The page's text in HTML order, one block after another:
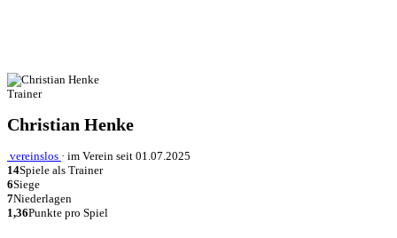
Trainer
Christian Henke
vereinslos · im Verein seit 01.07.2025
14Spiele als Trainer
6Siege
7Niederlagen
1,36Punkte pro Spiel